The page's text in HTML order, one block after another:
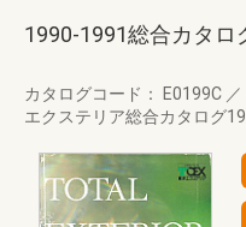
1990-1991総合カタロ
カタログコード： E0199C ／
エクステリア総合カタログ